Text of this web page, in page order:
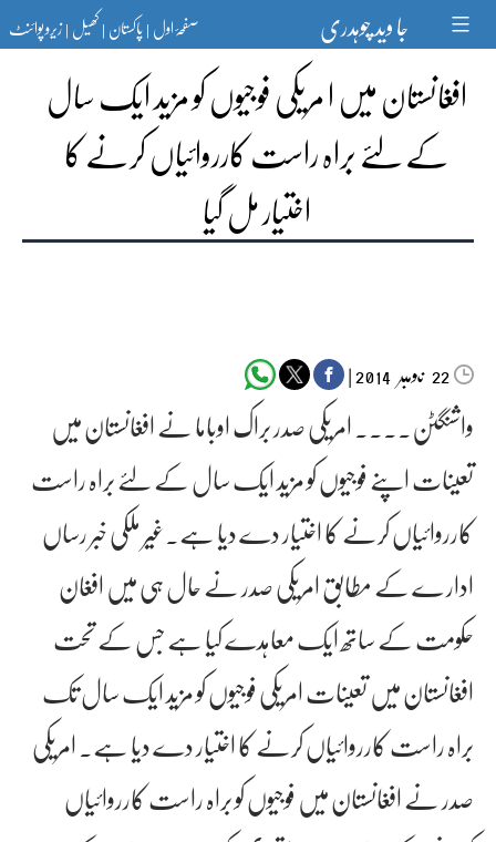
content جا وید چوہدری صفحۂ اول|پاکستان|کھیل|زیرو پوائنٹ
افغانستان میں ا مریکی فوجیوں کو مزید ایک سال
کے لئے براہ راست کارروائیاں کرنے کا
اختیار مل گیا
22‬‮نومبر‬‮ |
واشنگٹن۔۔۔۔ امریکی صدر براک اوباما نے افغانستان میں
تعینات اپنے فوجیوں کو مزید ایک سال کے لئے براہ راست
کارروائیاں کرنے کا اختیار دے دیا ہے۔غیر ملکی خبر رساں
ادار ے کے مطابق امریکی صدر نے حال ہی میں افغان
حکومت کے ساتھ ایک معاہدے کیا ہے جس کے تحت
افغانستان میں تعینات امریکی فوجیوں کو مزید ایک سال تک
براہ راست کارروائیاں کرنے کا اختیار دے دیا ہے۔ امریکی
صدر نے افغانستان میں فوجیوں کو براہ راست کارروائیاں